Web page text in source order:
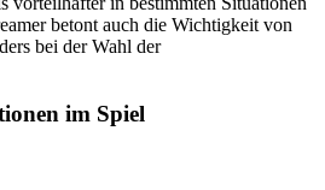
betont auch die Wichtigkeit von
bei der Wahl der
im Spiel